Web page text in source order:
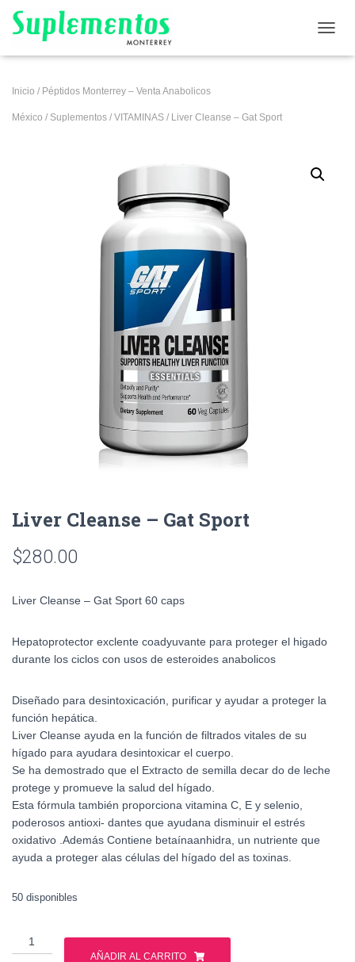
Inicio / Péptidos Monterrey – Venta Anabolicos
México / Suplementos / VITAMINAS / Liver Cleanse – Gat Sport
Liver Cleanse – Gat Sport
$280.00
Liver Cleanse – Gat Sport 60 caps
Hepatoprotector exclente coadyuvante para proteger el higado
durante los ciclos con usos de esteroides anabolicos
Diseñado para desintoxicación, purificar y ayudar a proteger la
función hepática.
Liver Cleanse ayuda en la función de filtrados vitales de su
hígado para ayudara desintoxicar el cuerpo.
Se ha demostrado que el Extracto de semilla decar do de leche
protege y promueve la salud del hígado.
Esta fórmula también proporciona vitamina C, E y selenio,
poderosos antioxi- dantes que ayudana disminuir el estrés
oxidativo .Además Contiene betaínaanhidra, un nutriente que
ayuda a proteger alas células del hígado del as toxinas.
50 disponibles
Liver
Cleanse
AÑADIR AL CARRITO